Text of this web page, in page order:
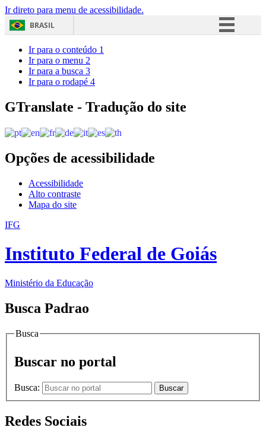
Ir direto para menu de acessibilidade.
BRASIL
Acesso à informação
Ir para o conteúdo 1
Ir para o menu 2
Ir para a busca 3
Ir para o rodapé 4
GTranslate - Tradução do site
Opções de acessibilidade
Acessibilidade
Alto contraste
Mapa do site
IFG
Instituto Federal de Goiás
Ministério da Educação
Busca Padrao
Busca
Buscar no portal
Busca: Buscar
Redes Sociais